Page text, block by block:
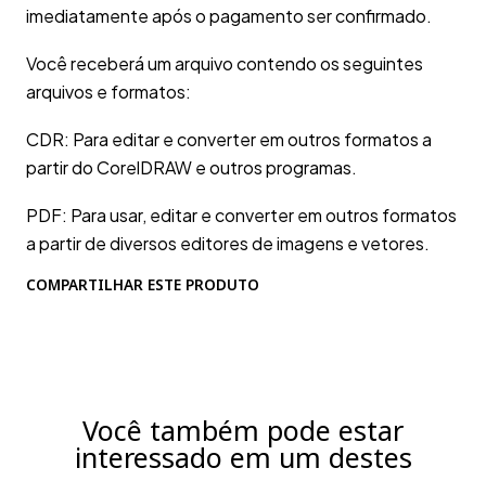
imediatamente após o pagamento ser confirmado.
Você receberá um arquivo contendo os seguintes
arquivos e formatos:
CDR: Para editar e converter em outros formatos a
partir do CorelDRAW e outros programas.
PDF: Para usar, editar e converter em outros formatos
a partir de diversos editores de imagens e vetores.
COMPARTILHAR ESTE PRODUTO
Você também pode estar
interessado em um destes